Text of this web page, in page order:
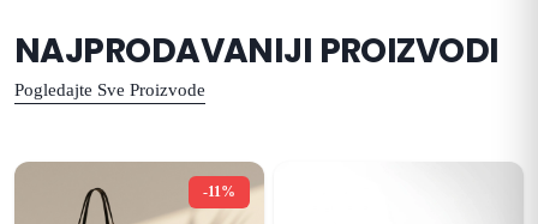
NAJPRODAVANIJI PROIZVODI
Pogledajte Sve Proizvode
-11%